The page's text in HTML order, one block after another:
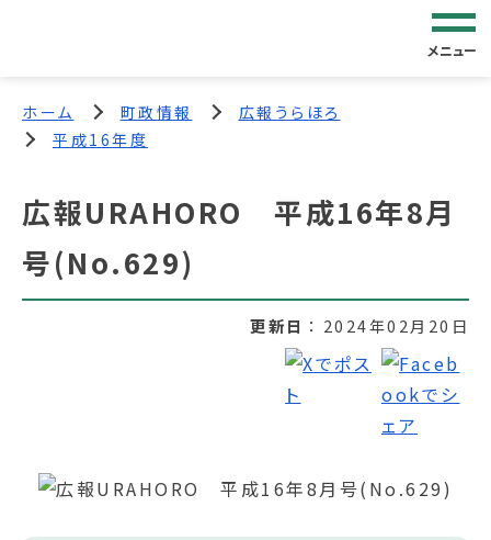
メニュー
ホーム 町政情報
広報うらほろ
平成16年度
広報URAHORO 平成16年8月
号(No.629)
更新日 2024年02月20日